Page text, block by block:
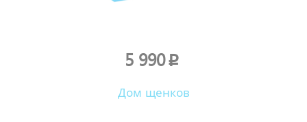
5 990p
Дом щенков